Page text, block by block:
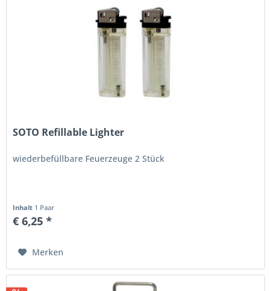
SOTO Refillable Lighter
wiederbefüllbare Feuerzeuge 2 Stück
Inhalt 1 Paar
€ 6,25 *
Merken